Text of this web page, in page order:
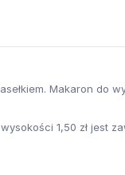
Makaron do
1,50 zł jest